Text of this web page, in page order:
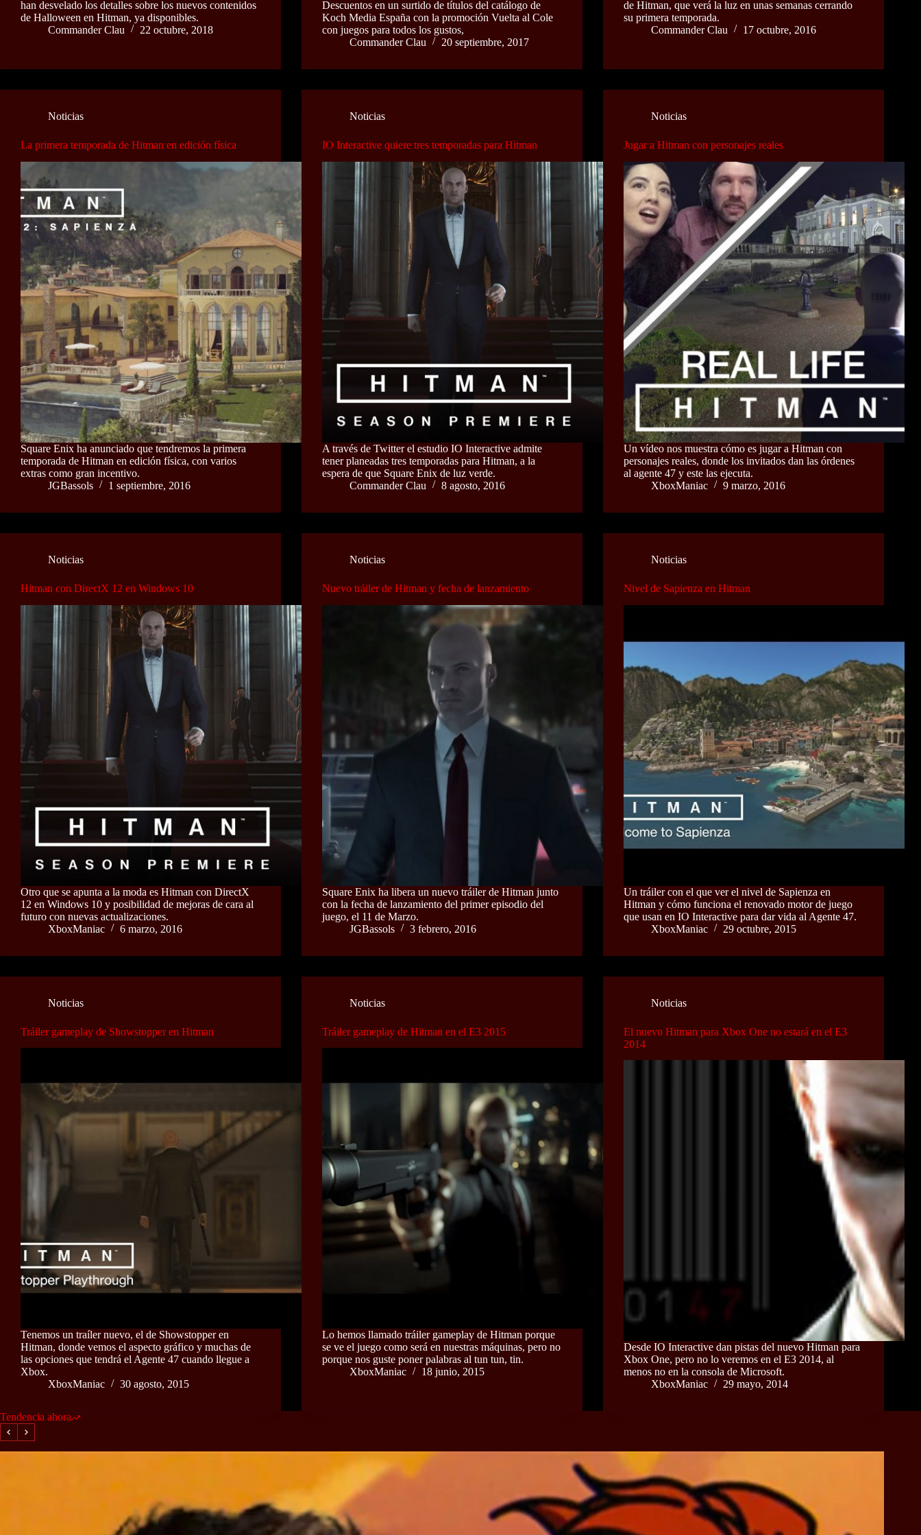
han desvelado los detalles sobre los nuevos contenidos
de Halloween en Hitman, ya disponibles.
Commander Clau
22 octubre, 2018
Descuentos en un surtido de títulos del catálogo de
Koch Media España con la promoción Vuelta al Cole
con juegos para todos los gustos,
Commander Clau
20 septiembre, 2017
de Hitman, que verá la luz en unas semanas cerrando
su primera temporada.
Commander Clau
17 octubre, 2016
Noticias
La primera temporada de Hitman en edición física
Square Enix ha anunciado que tendremos la primera
temporada de Hitman en edición física, con varios
extras como gran incentivo.
JGBassols
1 septiembre, 2016
Noticias
IO Interactive quiere tres temporadas para Hitman
A través de Twitter el estudio IO Interactive admite
tener planeadas tres temporadas para Hitman, a la
espera de que Square Enix de luz verde.
Commander Clau
8 agosto, 2016
Noticias
Jugar a Hitman con personajes reales
Un vídeo nos muestra cómo es jugar a Hitman con
personajes reales, donde los invitados dan las órdenes
al agente 47 y este las ejecuta.
XboxManiac
9 marzo, 2016
Noticias
Hitman con DirectX 12 en Windows 10
Otro que se apunta a la moda es Hitman con DirectX
12 en Windows 10 y posibilidad de mejoras de cara al
futuro con nuevas actualizaciones.
XboxManiac
6 marzo, 2016
Noticias
Nuevo tráiler de Hitman y fecha de lanzamiento
Square Enix ha libera un nuevo tráiler de Hitman junto
con la fecha de lanzamiento del primer episodio del
juego, el 11 de Marzo.
JGBassols
3 febrero, 2016
Noticias
Nivel de Sapienza en Hitman
Un tráiler con el que ver el nivel de Sapienza en
Hitman y cómo funciona el renovado motor de juego
que usan en IO Interactive para dar vida al Agente 47.
XboxManiac
29 octubre, 2015
Noticias
Tráiler gameplay de Showstopper en Hitman
Tenemos un traíler nuevo, el de Showstopper en
Hitman, donde vemos el aspecto gráfico y muchas de
las opciones que tendrá el Agente 47 cuando llegue a
Xbox.
XboxManiac
30 agosto, 2015
Noticias
Tráiler gameplay de Hitman en el E3 2015
Lo hemos llamado tráiler gameplay de Hitman porque
se ve el juego como será en nuestras máquinas, pero no
porque nos guste poner palabras al tun tun, tin.
XboxManiac
18 junio, 2015
Noticias
El nuevo Hitman para Xbox One no estará en el E3
2014
Desde IO Interactive dan pistas del nuevo Hitman para
Xbox One, pero no lo veremos en el E3 2014, al
menos no en la consola de Microsoft.
XboxManiac
29 mayo, 2014
Tendencia ahora